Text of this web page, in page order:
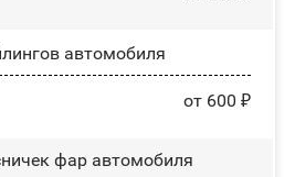
автомобиля
от 600 ₽
фар автомобиля